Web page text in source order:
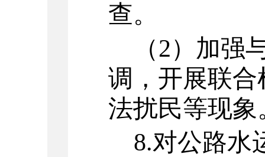
查。
（2） 加强
调，开展联
法扰民等现象
8.对公路水